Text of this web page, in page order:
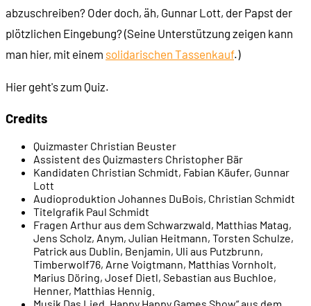
00:21:28 Frage 8
00:25:10
00:26:06 Frage 10
00:28:19 Frage 11
00:30:18 Frage 12
00:32:21 Frage 13
abzuschreiben? Oder doch, äh, Gunnar Lott, der Papst der
plötzlichen Eingebung? (Seine Unterstützung zeigen kann
man hier, mit einem solidarischen Tassenkauf.)
Hier geht's zum Quiz.
Credits
Quizmaster Christian Beuster
Assistent des Quizmasters Christopher Bär
Kandidaten Christian Schmidt, Fabian Käufer, Gunnar
Lott
Audioproduktion Johannes DuBois, Christian Schmidt
Titelgrafik Paul Schmidt
Fragen Arthur aus dem Schwarzwald, Matthias Matag,
Jens Scholz, Anym, Julian Heitmann, Torsten Schulze,
Patrick aus Dublin, Benjamin, Uli aus Putzbrunn,
Timberwolf76, Arne Voigtmann, Matthias Vornholt,
Marius Döring, Josef Dietl, Sebastian aus Buchloe,
Henner, Matthias Hennig.